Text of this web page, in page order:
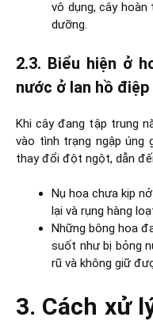
vô dụng, cây
dưỡng.
2.3. Biểu hiện ở
nước ở lan hồ
Khi cây đang tập trung
vào tình trạng ngập
thay đổi đột ngột, dẫn
Nụ hoa chưa kịp
lại và rụng hàng
Những bông hoa
suốt như bị bỏng
rũ và không giữ
3. Cách xử